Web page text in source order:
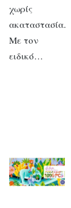
χωρίς
ακαταστασία.
Με τον
ειδικό…